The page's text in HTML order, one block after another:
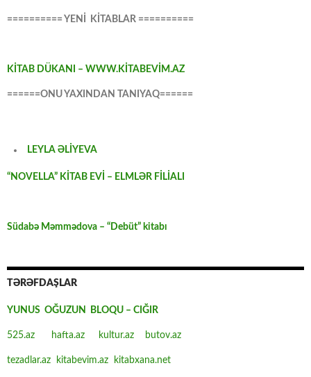
========== YENİ KİTABLAR ==========
KİTAB DÜKANI – WWW.KİTABEVİM.AZ
======ONU YAXINDAN TANIYAQ======
LEYLA ƏLİYEVA
“NOVELLA” KİTAB EVİ – ELMLƏR FİLİALI
Südabə Məmmədova – “Debüt” kitabı
TƏRƏFDAŞLAR
YUNUS OĞUZUN BLOQU – CIĞIR
525.az hafta.az kultur.az butov.az
tezadlar.az kitabevim.az kitabxana.net